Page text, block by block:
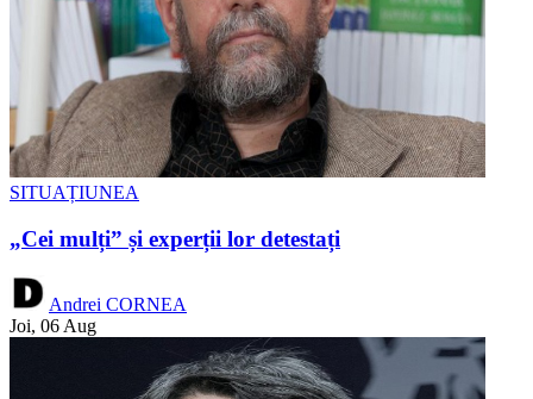
SITUAȚIUNEA
„Cei mulți” și experții lor detestați
Andrei CORNEA
Joi, 06 Aug